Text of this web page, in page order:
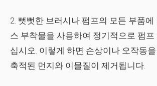
2. 뻣뻣한 브러시나 펌프의 모든 부품에
스 부착물을 사용하여 정기적으로 펌
십시오. 이렇게 하면 손상이나 오작동
축적된 먼지와 이물질이 제거됩니다.